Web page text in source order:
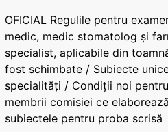
OFICIAL Regulile pentru
medic, medic stomatolog și
specialist, aplicabile din
fost schimbate / Subiecte
specialități / Condiții noi pentru
membrii comisiei ce elaborează
subiectele pentru proba scrisă